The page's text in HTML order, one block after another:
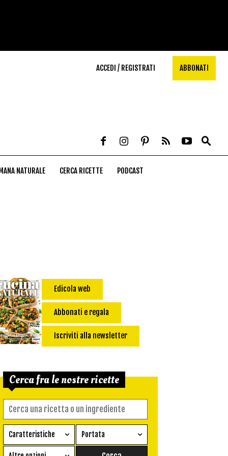
ACCEDI / REGISTRATI ABBONATI
NATURALE CERCA RICETTE PODCAST
Edicola web
Abbonati e regala
Iscriviti alla newsletter
Cerca fra le nostre ricette
Caratteristiche
Ricetta vegetariana
Portata
Antipasto